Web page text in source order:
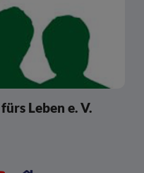
Leben e. V.